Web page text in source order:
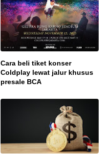
Cara beli tiket konser
Coldplay lewat jalur khusus
presale BCA